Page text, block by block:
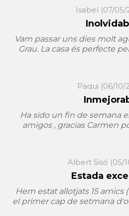
Isabel (07/05/
Vam passar uns dies molt
Grau. La casa és perfecte
Paqui (06/10/
Ha sido un fin de semana
amigos , gracias Carmen
perfecto
Albert Sisó (05/
Estada
Hem estat allotjats 15 amics
el primer cap de setmana